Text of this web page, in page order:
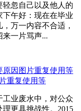
忽自己以及他人的
午好：现在在毕业
万一内容不合适，
一片骂声...
重复使用等
业废水中，对公众
更具挑战性。2015